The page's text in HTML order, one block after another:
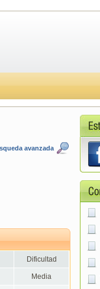
avanzada
Dificultad
Media